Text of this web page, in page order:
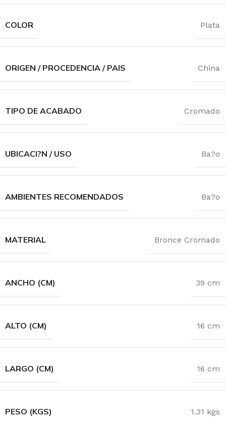
COLOR Plata
ORIGEN / PROCEDENCIA / PAIS China
TIPO DE ACABADO Cromado
UBICACI?N / USO Ba?o
AMBIENTES RECOMENDADOS Ba?o
MATERIAL Bronce Cromado
ANCHO (CM) 39 cm
ALTO (CM) 16 cm
LARGO (CM) 16 cm
PESO (KGS) 1.31 kgs